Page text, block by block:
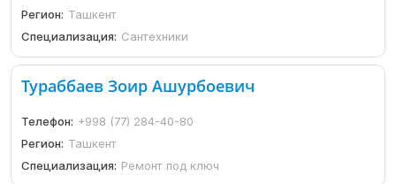
Регион: Ташкент
Специализация: Сантехники
Тураббаев Зоир Ашурбоевич
Телефон: +998 (77) 284-40-80
Регион: Ташкент
Специализация: Ремонт под ключ